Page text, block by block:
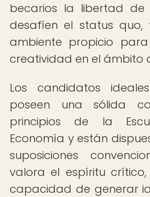
becarios la libertad de
desafíen el status
ambiente propicio
creatividad en el ámbito
Los candidatos
poseen una sólida
principios de la
Economía y están
suposiciones
valora el espíritu
capacidad de generar